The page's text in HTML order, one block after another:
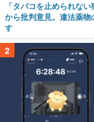
「タバコを止められな
から批判意見。違法薬
す
2